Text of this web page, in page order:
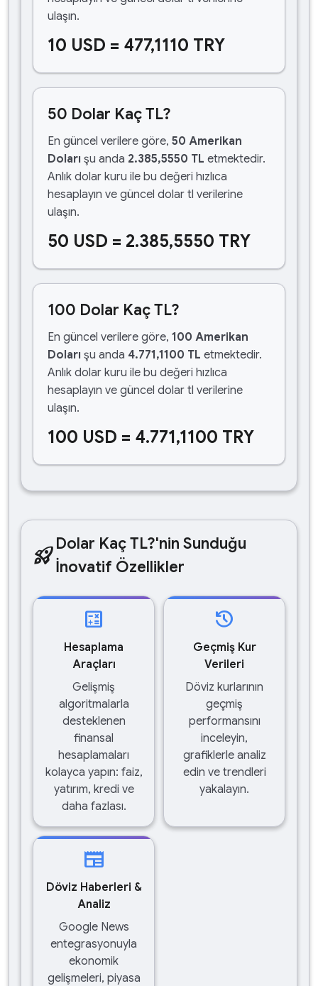
ulaşın.
10 USD = 477,1110 TRY
50 Dolar Kaç TL?
En güncel verilere göre, 50 Amerikan
Doları şu anda 2.385,5550 TL etmektedir.
Anlık dolar kuru ile bu değeri hızlıca
hesaplayın ve güncel dolar tl verilerine
ulaşın.
50 USD = 2.385,5550 TRY
100 Dolar Kaç TL?
En güncel verilere göre, 100 Amerikan
Doları şu anda 4.771,1100 TL etmektedir.
Anlık dolar kuru ile bu değeri hızlıca
hesaplayın ve güncel dolar tl verilerine
ulaşın.
100 USD = 4.771,1100 TRY
rocket_launchDolar Kaç TL?'nin Sunduğu
İnovatif Özellikler
calculate
Hesaplama
Araçları
Gelişmiş
algoritmalarla
desteklenen
finansal
hesaplamaları
kolayca yapın: faiz,
yatırım, kredi ve
daha fazlası.
history
Geçmiş Kur
Verileri
Döviz kurlarının
geçmiş
performansını
inceleyin,
grafiklerle analiz
edin ve trendleri
yakalayın.
newspaper
Döviz Haberleri &
Analiz
Google News
entegrasyonuyla
ekonomik
gelişmeleri, piyasa